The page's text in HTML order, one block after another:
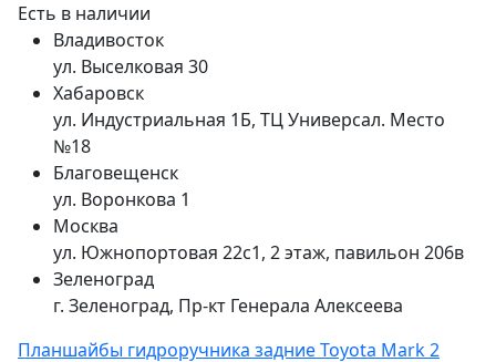
Есть в наличии
Владивосток
ул. Выселковая 30
Хабаровск
ул. Индустриальная 1Б, ТЦ Универсал. Место
№18
Благовещенск
ул. Воронкова 1
Москва
ул. Южнопортовая 22с1, 2 этаж, павильон 206в
Зеленоград
г. Зеленоград, Пр-кт Генерала Алексеева
Планшайбы гидроручника задние Toyota Mark 2